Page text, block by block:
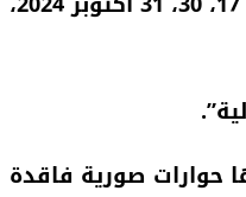
حوارات صورية فاقدة